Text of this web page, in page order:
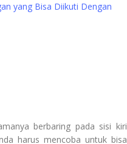
yang Bisa Diikuti Dengan
berbaring pada sisi kiri
harus mencoba untuk bisa